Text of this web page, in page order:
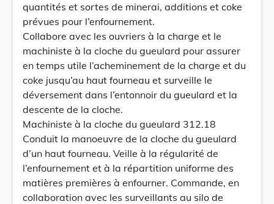
quantités et sortes de minerai, additions et coke
prévues pour l’enfournement.
Collabore avec les ouvriers à la charge et le
machiniste à la cloche du gueulard pour assurer
en temps utile l’acheminement de la charge et du
coke jusqu’au haut fourneau et surveille le
déversement dans l’entonnoir du gueulard et la
descente de la cloche.
Machiniste à la cloche du gueulard 312.18
Conduit la manoeuvre de la cloche du gueulard
d’un haut fourneau. Veille à la régularité de
l’enfournement et à la répartition uniforme des
matières premières à enfourner. Commande, en
collaboration avec les surveillants au silo de